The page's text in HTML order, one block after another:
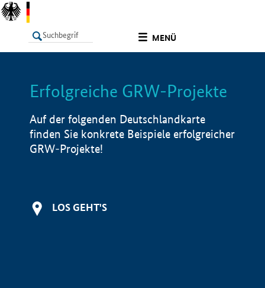
MENÜ
LISTE Info
Erfolgreiche GRW-Projekte
Auf der folgenden Deutschlandkarte
finden Sie konkrete Beispiele erfolgreicher
GRW-Projekte!
LOS GEHT'S